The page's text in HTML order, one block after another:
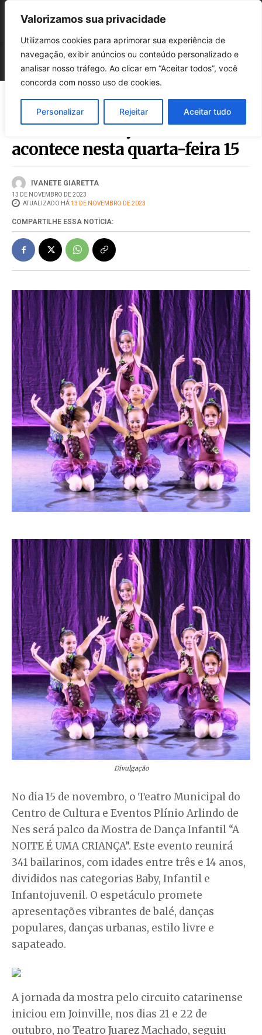
Valorizamos sua privacidade
Utilizamos cookies para aprimorar sua experiência de
navegação, exibir anúncios ou conteúdo personalizado e
analisar nosso tráfego. Ao clicar em “Aceitar todos”, você
concorda com nosso uso de cookies.
Personalizar Rejeitar Aceitar tudo
Mostra de Dança Infantil
acontece nesta quarta-feira 15
IVANETE GIARETTA
13 DE NOVEMBRO DE 2023
ATUALIZADO HÁ 13 DE NOVEMBRO DE 2023
COMPARTILHE ESSA NOTÍCIA:
Divulgação
No dia 15 de novembro, o Teatro Municipal do
Centro de Cultura e Eventos Plínio Arlindo de
Nes será palco da Mostra de Dança Infantil “A
NOITE É UMA CRIANÇA”. Este evento reunirá
341 bailarinos, com idades entre três e 14 anos,
divididos nas categorias Baby, Infantil e
Infantojuvenil. O espetáculo promete
apresentações vibrantes de balé, danças
populares, danças urbanas, estilo livre e
sapateado.
A jornada da mostra pelo circuito catarinense
iniciou em Joinville, nos dias 21 e 22 de
outubro, no Teatro Juarez Machado, seguiu